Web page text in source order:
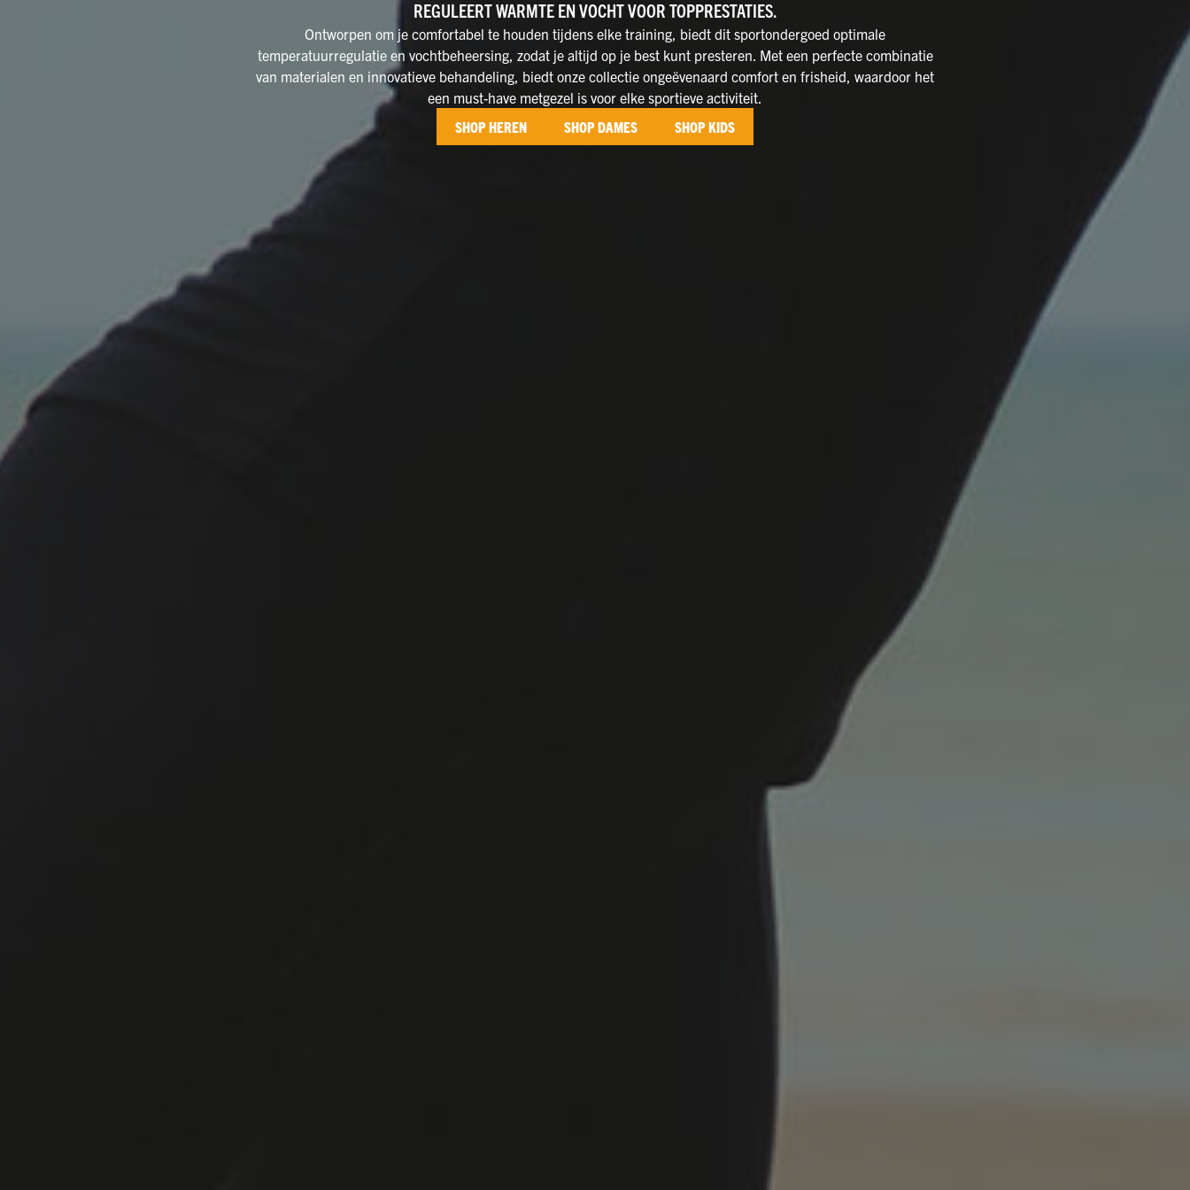
REGULEERT WARMTE EN VOCHT VOOR TOPPRESTATIES.
Ontworpen om je comfortabel te houden tijdens elke training, biedt dit sportondergoed optimale
temperatuurregulatie en vochtbeheersing, zodat je altijd op je best kunt presteren. Met een perfecte combinatie
van materialen en innovatieve behandeling, biedt onze collectie ongeëvenaard comfort en frisheid, waardoor het
een must-have metgezel is voor elke sportieve activiteit.
SHOP HEREN
SHOP DAMES SHOP KIDS